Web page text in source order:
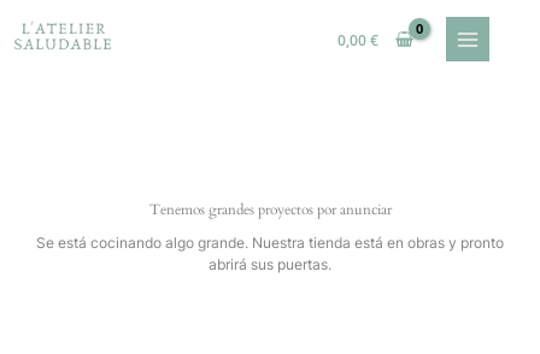
contenido
0,00€
Tenemos grandes proyectos por anunciar
Se está cocinando algo grande. Nuestra tienda está en obras y pronto
abrirá sus puertas.